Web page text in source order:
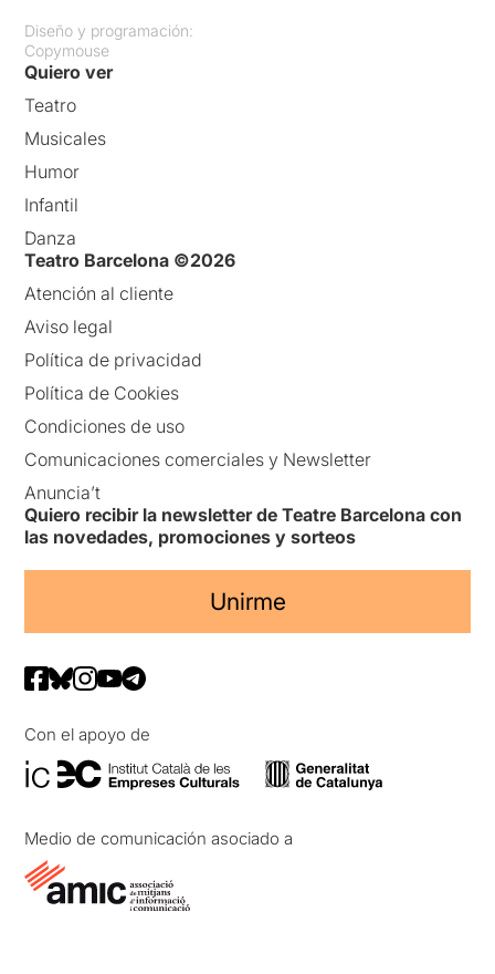
Diseño y programación:
Copymouse
Quiero ver
Teatro
Musicales
Humor
Infantil
Danza
Teatro Barcelona ©2026
Atención al cliente
Aviso legal
Política de privacidad
Política de Cookies
Condiciones de uso
Comunicaciones comerciales y Newsletter
Anuncia’t
Quiero recibir la newsletter de Teatre Barcelona con
las novedades, promociones y sorteos
Unirme
Con el apoyo de
Medio de comunicación asociado a